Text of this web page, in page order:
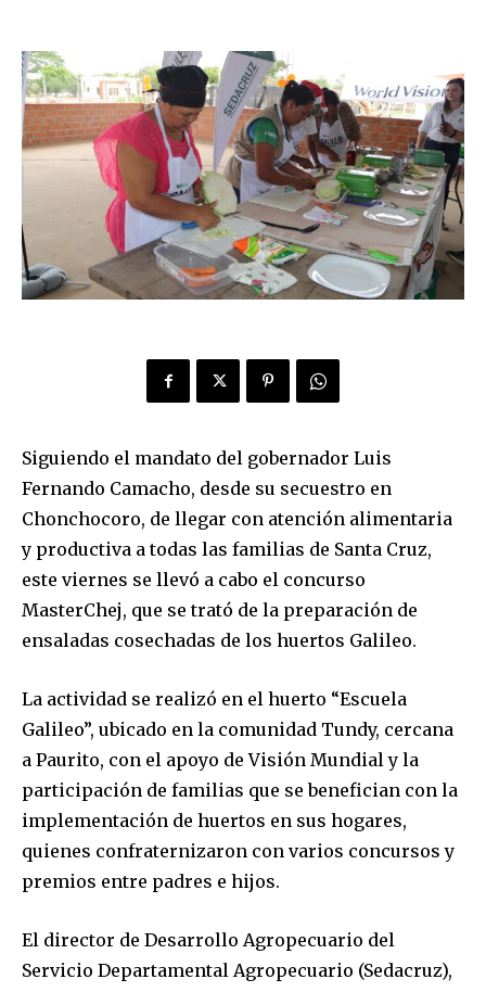
Siguiendo el mandato del gobernador Luis
Fernando Camacho, desde su secuestro en
Chonchocoro, de llegar con atención alimentaria
y productiva a todas las familias de Santa Cruz,
este viernes se llevó a cabo el concurso
MasterChej, que se trató de la preparación de
ensaladas cosechadas de los huertos Galileo.
La actividad se realizó en el huerto “Escuela
Galileo”, ubicado en la comunidad Tundy, cercana
a Paurito, con el apoyo de Visión Mundial y la
participación de familias que se benefician con la
implementación de huertos en sus hogares,
quienes confraternizaron con varios concursos y
premios entre padres e hijos.
El director de Desarrollo Agropecuario del
Servicio Departamental Agropecuario (Sedacruz),